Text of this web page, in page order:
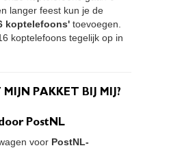
langer feest kun je de
koptelefoons' toevoegen.
koptelefoons tegelijk op in
PAKKET BIJ MIJ?
PostNL
voor PostNL-